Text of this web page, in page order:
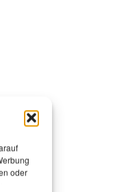
oder